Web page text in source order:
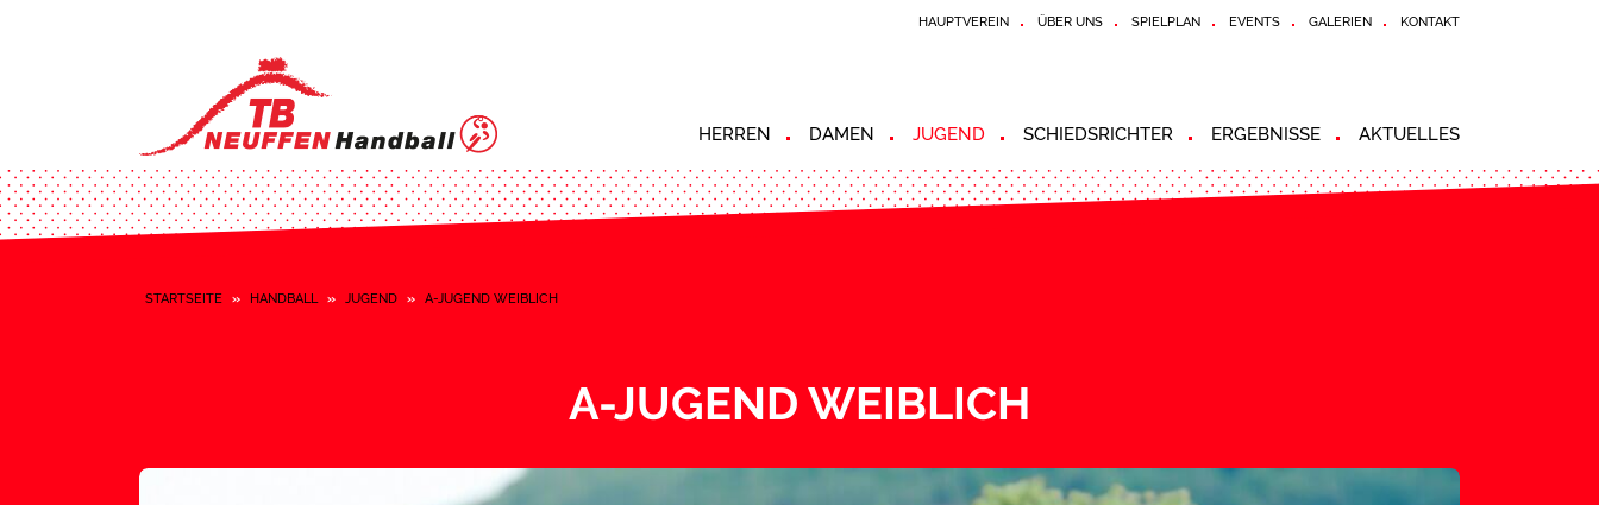
HAUPTVEREIN ÜBER UNS SPIELPLAN EVENTS GALERIEN KONTAKT
HERREN DAMEN JUGEND SCHIEDSRICHTER ERGEBNISSE AKTUELLES
STARTSEITE » HANDBALL » JUGEND » A-JUGEND WEIBLICH
A-JUGEND WEIBLICH